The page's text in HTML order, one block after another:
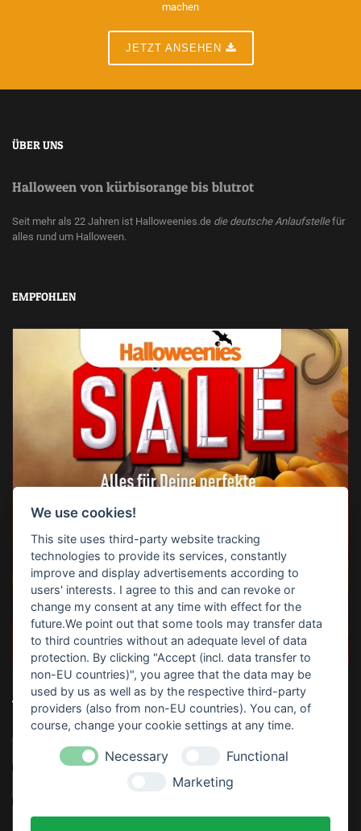
machen
JETZT ANSEHEN
ÜBER UNS
Halloween von kürbisorange bis blutrot
Seit mehr als 22 Jahren ist Halloweenies.de die deutsche Anlaufstellefür
alles rund um Halloween.
EMPFOHLEN
TOP-SUCHBEGRIFFE
Horrorparty Home Haunting Haunt Download
Anleitung
Thematisiert Rezept Kostenlos Gratis
We use cookies!
This site uses third-party website tracking
technologies to provide its services, constantly
improve and display advertisements according to
users' interests. I agree to this and can revoke or
change my consent at any time with effect for the
future.We point out that some tools may transfer data
to third countries without an adequate level of data
protection. By clicking "Accept (incl. data transfer to
non-EU countries)", you agree that the data may be
used by us as well as by the respective third-party
providers (also from non-EU countries). You can, of
course, change your cookie settings at any time.
Necessary
Functional
Marketing